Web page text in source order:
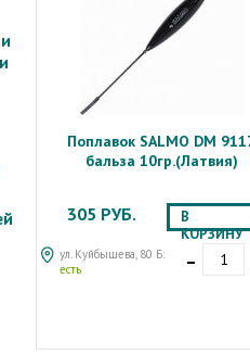
Поплавок SALMO DM
бальза 10гр.(Латвия)
305 РУБ.
ул. Куйбышева, 80 Б:
есть
В
КОРЗИНУ
-